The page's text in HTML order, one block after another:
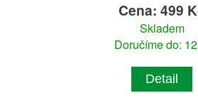
Cena: 499
Skladem
Doručíme do:
Detail